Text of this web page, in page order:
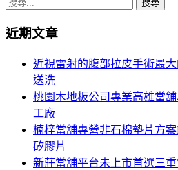
導
航
關
近期文章
近視雷射的腹部拉皮手術最
送洗
桃園木地板公司專業高雄當
工廠
楠梓當舖專營非石棉墊片方
矽膠片
新莊當舖平台未上市首選三